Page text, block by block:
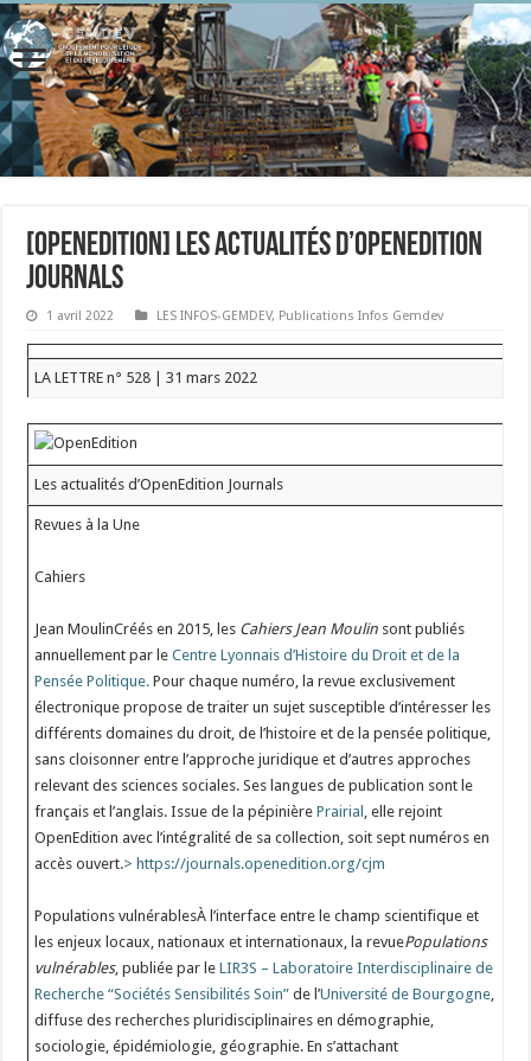
[OpenEdition] Les actualités d’OpenEdition
Journals
1 avril 2022 LES INFOS-GEMDEV, Publications Infos Gemdev
LA LETTRE n° 528 | 31 mars 2022
Les actualités d’OpenEdition Journals
Revues à la Une
Cahiers
Jean MoulinCréés en 2015, les Cahiers Jean Moulin sont publiés
annuellement par leCentre Lyonnais d’Histoire du Droit et de la
Pensée Politique. Pour chaque numéro, la revue exclusivement
électronique propose de traiter un sujet susceptible d’intéresser les
différents domaines du droit, de l’histoire et de la pensée politique,
sans cloisonner entre l’approche juridique et d’autres approches
relevant des sciences sociales. Ses langues de publication sont le
français et l’anglais. Issue de la pépinièrePrairial , elle rejoint
OpenEdition avec l’intégralité de sa collection, soit sept numéros en
accès ouvert.> https://journals.openedition.org/cjm
Populations vulnérablesÀ l’interface entre le champ scientifique et
les enjeux locaux, nationaux et internationaux, la revuePopulations
vulnérables, publiée par leLIR3S – Laboratoire Interdisciplinaire de
Recherche “Sociétés Sensibilités Soin” de l’Université de Bourgogne
diffuse des recherches pluridisciplinaires en démographie,
sociologie, épidémiologie, géographie. En s’attachant